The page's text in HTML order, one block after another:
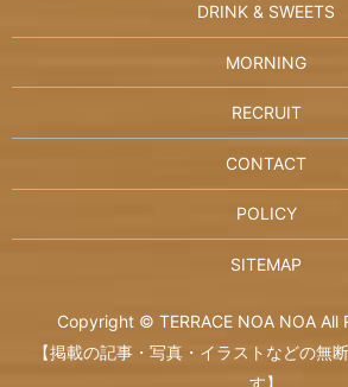
DRINK & SWEETS
MORNING
RECRUIT
CONTACT
POLICY
SITEMAP
Copyright © TERRACE NOA NOA All
【掲載の記事・写真・イラストなどの無
す】